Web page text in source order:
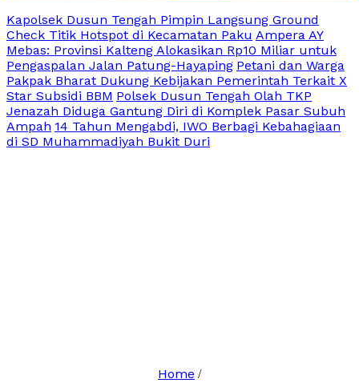
Kapolsek Dusun Tengah Pimpin Langsung Ground
Check Titik Hotspot di Kecamatan Paku Ampera AY
Mebas: Provinsi Kalteng Alokasikan Rp10 Miliar untuk
Pengaspalan Jalan Patung-Hayaping Petani dan Warga
Pakpak Bharat Dukung Kebijakan Pemerintah Terkait X
Star Subsidi BBM Polsek Dusun Tengah Olah TKP
Jenazah Diduga Gantung Diri di Komplek Pasar Subuh
Ampah 14 Tahun Mengabdi, IWO Berbagi Kebahagiaan
di SD Muhammadiyah Bukit Duri
Home /